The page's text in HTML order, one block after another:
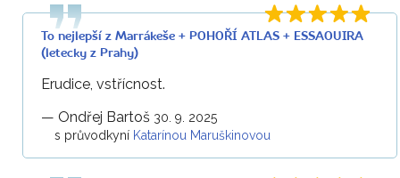
To nejlepší z Marrákeše + POHOŘÍ ATLAS + ESSAOUIRA
(letecky z Prahy)
Erudice, vstřícnost.
— Ondřej Bartoš 30. 9. 2025
s průvodkyní Katarínou Maruškinovou